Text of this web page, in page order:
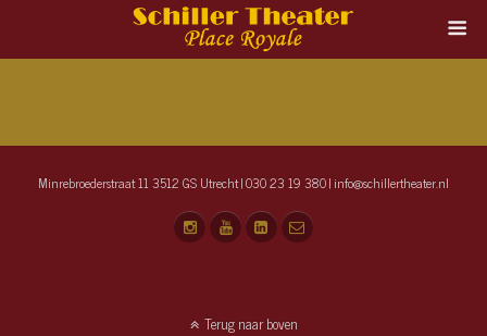
Minrebroederstraat 11 3512 GS Utrecht | 030 23 19 380 | info@schillertheater.nl
Terug naar boven